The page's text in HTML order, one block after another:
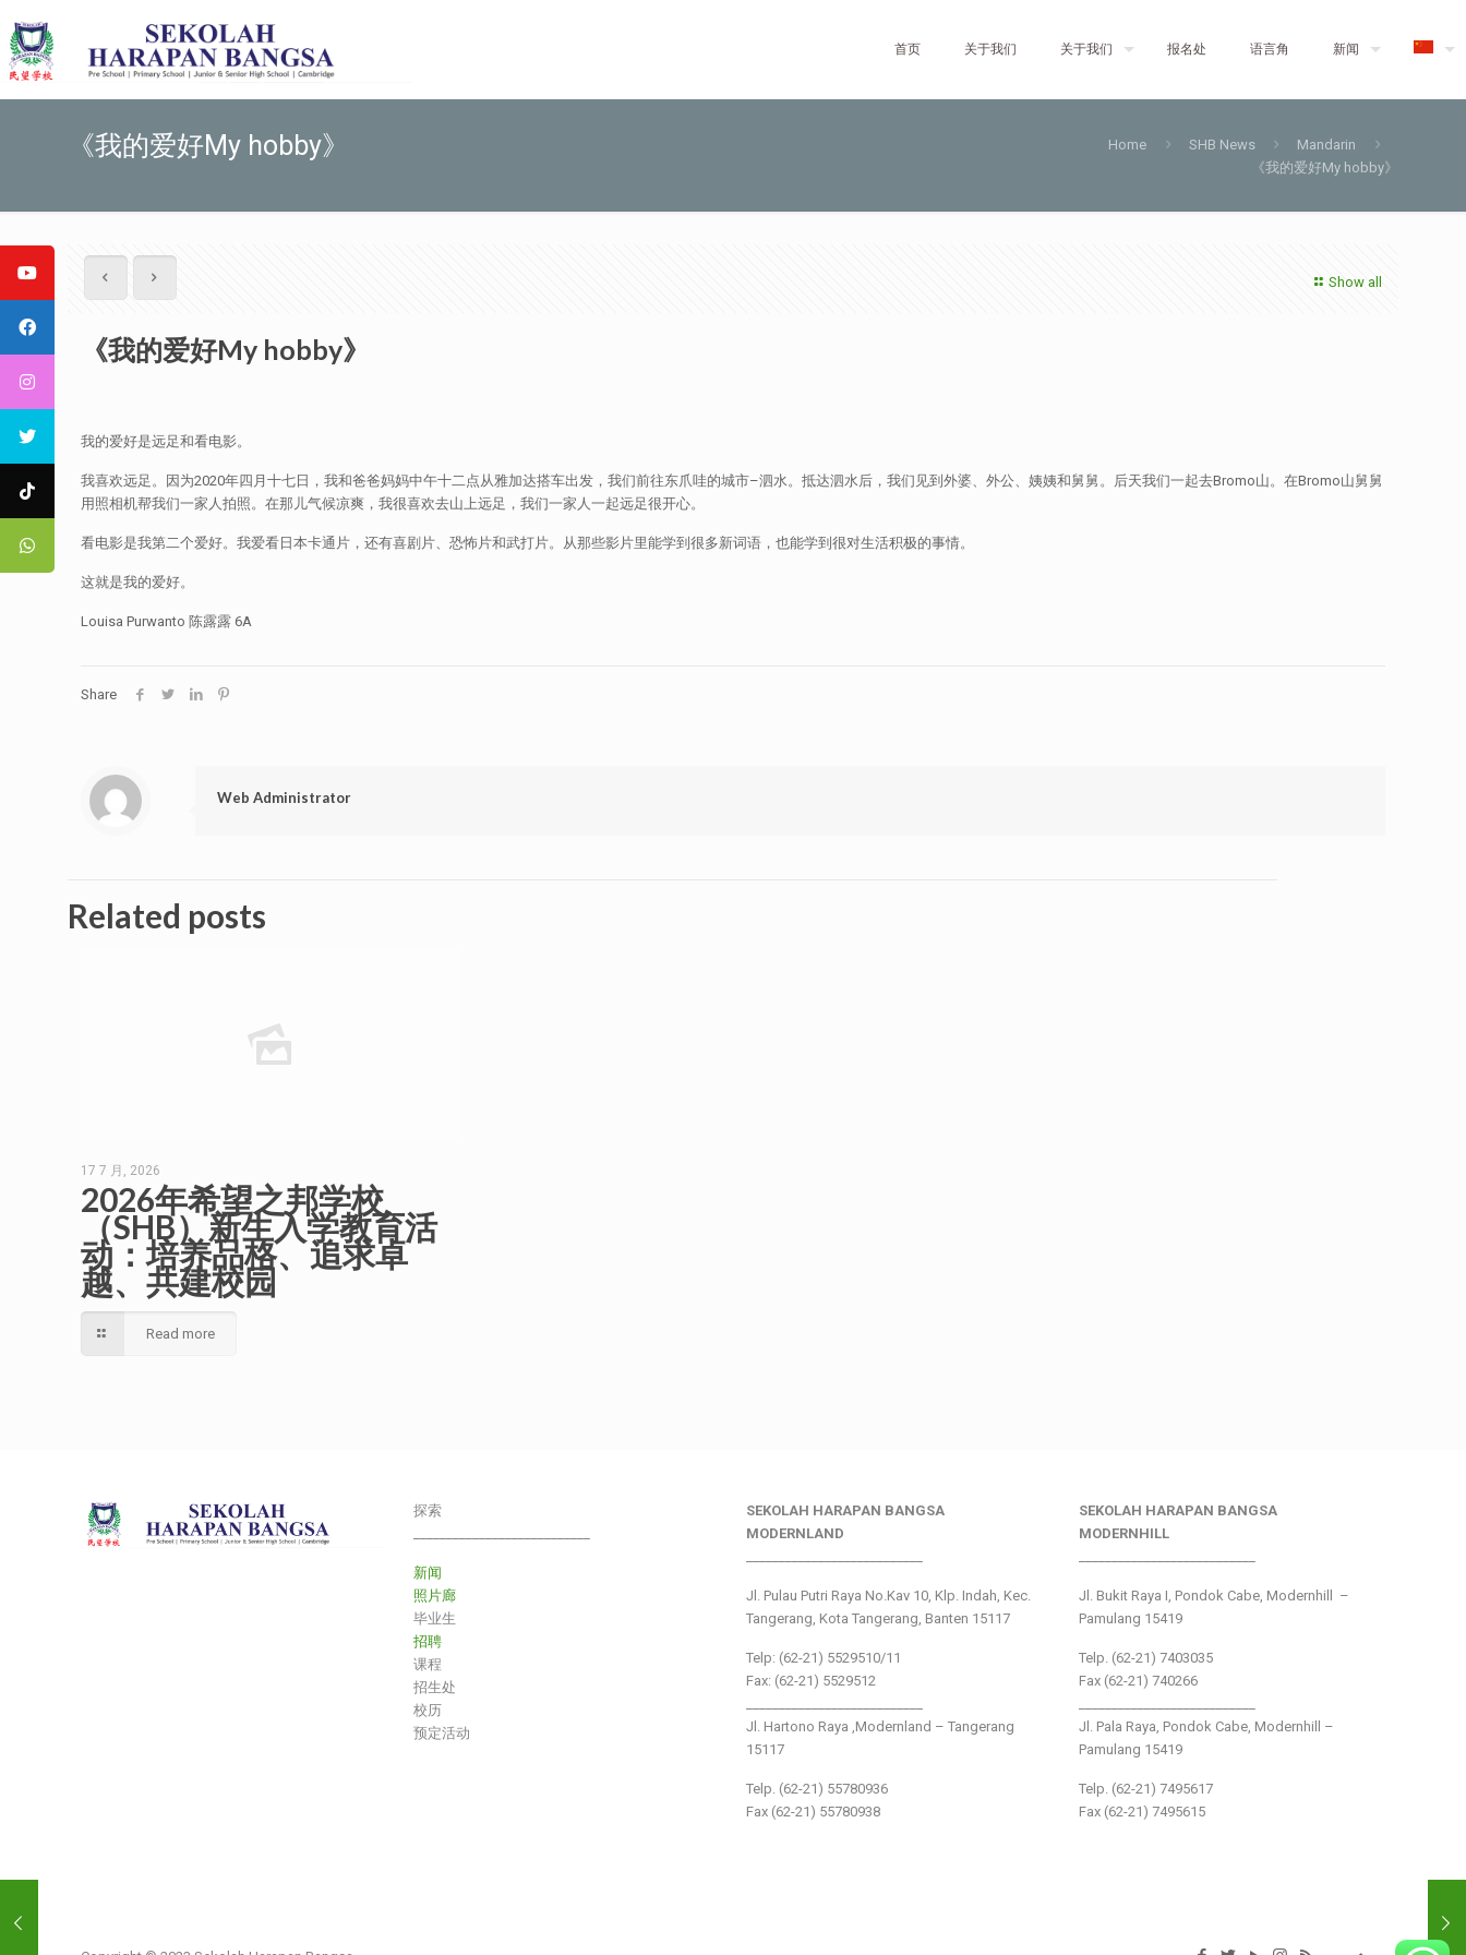
首页 关于我们 关于我们 报名处 语言角 新闻
《我的爱好My hobby》 Home SHB News
Mandarin
《我的爱好My hobby》
Show all
《我的爱好My hobby》
我的爱好是远足和看电影。
我喜欢远足。因为2020年四月十七日，我和爸爸妈妈中午十二点从雅加达搭车出发，我们前往东爪哇的城市–泗水。抵达泗水后，我们见到外婆、外公、姨姨和舅舅。后天我们一起去Bromo山。在Bromo山舅舅
用照相机帮我们一家人拍照。在那儿气候凉爽，我很喜欢去山上远足，我们一家人一起远足很开心。
看电影是我第二个爱好。我爱看日本卡通片，还有喜剧片、恐怖片和武打片。从那些影片里能学到很多新词语，也能学到很对生活积极的事情。
这就是我的爱好。
Louisa Purwanto 陈露露 6A
Share
Web Administrator
Related posts
17 7 月, 2026
2026年希望之邦学校
（SHB）新生入学教育活
动：培养品格、追求卓
越、共建校园
Read more
探索
新闻
照片廊
毕业生
招聘
课程
招生处
校历
预定活动
SEKOLAH HARAPAN BANGSA
MODERNLAND
Jl. Pulau Putri Raya No.Kav 10, Klp. Indah, Kec.
Tangerang, Kota Tangerang, Banten 15117
Telp: (62-21) 5529510/11
Fax: (62-21) 5529512
Jl. Hartono Raya ,Modernland – Tangerang
15117
Telp. (62-21) 55780936
Fax (62-21) 55780938
SEKOLAH HARAPAN BANGSA
MODERNHILL
Jl. Bukit Raya I, Pondok Cabe, Modernhill –
Pamulang 15419
Telp. (62-21) 7403035
Fax (62-21) 740266
Jl. Pala Raya, Pondok Cabe, Modernhill –
Pamulang 15419
Telp. (62-21) 7495617
Fax (62-21) 7495615